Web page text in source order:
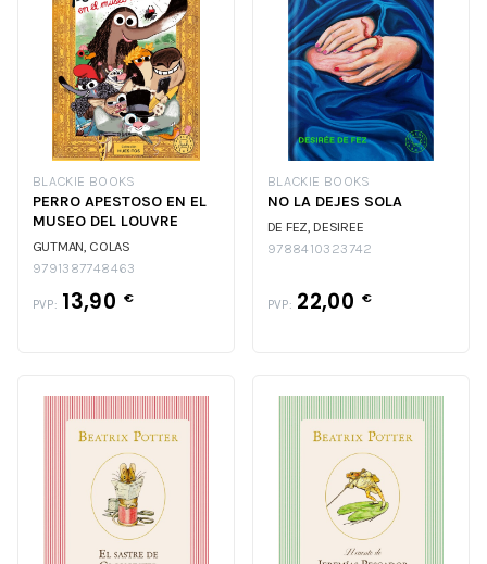
BLACKIE BOOKS
PERRO APESTOSO EN EL
MUSEO DEL LOUVRE
GUTMAN, COLAS
9791387748463
PVP: 13,90 €
BLACKIE BOOKS
NO LA DEJES SOLA
DE FEZ, DESIREE
9788410323742
PVP: 22,00 €